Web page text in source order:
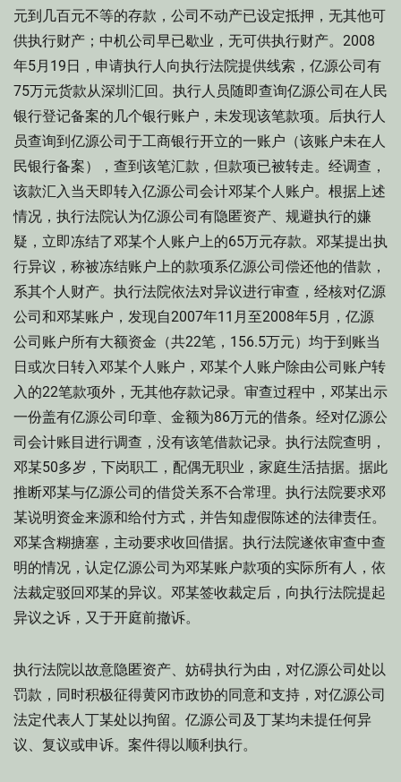
元到几百元不等的存款，公司不动产已设定抵押，无其他可
供执行财产；中机公司早已歇业，无可供执行财产。2008
年5月19日，申请执行人向执行法院提供线索，亿源公司有
75万元货款从深圳汇回。执行人员随即查询亿源公司在人民
银行登记备案的几个银行账户，未发现该笔款项。后执行人
员查询到亿源公司于工商银行开立的一账户（该账户未在人
民银行备案），查到该笔汇款，但款项已被转走。经调查，
该款汇入当天即转入亿源公司会计邓某个人账户。根据上述
情况，执行法院认为亿源公司有隐匿资产、规避执行的嫌
疑，立即冻结了邓某个人账户上的65万元存款。邓某提出执
行异议，称被冻结账户上的款项系亿源公司偿还他的借款，
系其个人财产。执行法院依法对异议进行审查，经核对亿源
公司和邓某账户，发现自2007年11月至2008年5月，亿源
公司账户所有大额资金（共22笔，156.5万元）均于到账当
日或次日转入邓某个人账户，邓某个人账户除由公司账户转
入的22笔款项外，无其他存款记录。审查过程中，邓某出示
一份盖有亿源公司印章、金额为86万元的借条。经对亿源公
司会计账目进行调查，没有该笔借款记录。执行法院查明，
邓某50多岁，下岗职工，配偶无职业，家庭生活拮据。据此
推断邓某与亿源公司的借贷关系不合常理。执行法院要求邓
某说明资金来源和给付方式，并告知虚假陈述的法律责任。
邓某含糊搪塞，主动要求收回借据。执行法院遂依审查中查
明的情况，认定亿源公司为邓某账户款项的实际所有人，依
法裁定驳回邓某的异议。邓某签收裁定后，向执行法院提起
异议之诉，又于开庭前撤诉。
执行法院以故意隐匿资产、妨碍执行为由，对亿源公司处以
罚款，同时积极征得黄冈市政协的同意和支持，对亿源公司
法定代表人丁某处以拘留。亿源公司及丁某均未提任何异
议、复议或申诉。案件得以顺利执行。